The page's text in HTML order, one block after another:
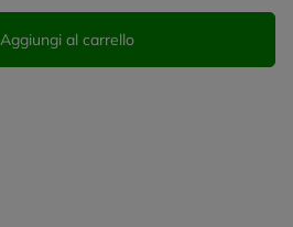
Aggiungi al carrello